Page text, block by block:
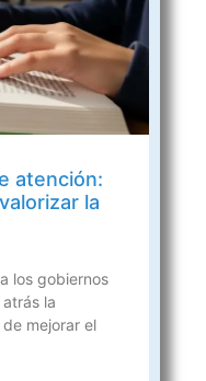
atención:
la
los gobiernos
la
mejorar el